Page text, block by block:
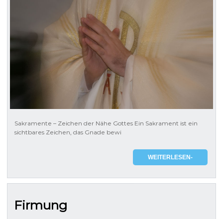
Sakramente – Zeichen der Nähe Gottes Ein Sakrament ist ein
sichtbares Zeichen, das Gnade bewi
WEITERLESEN-
Firmung